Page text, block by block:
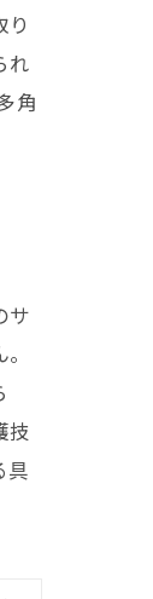
り
れ
角
サ
技
具